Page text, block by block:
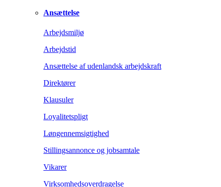
Ansættelse
Arbejdsmiljø
Arbejdstid
Ansættelse af udenlandsk arbejdskraft
Direktører
Klausuler
Loyalitetspligt
Løngennemsigtighed
Stillingsannonce og jobsamtale
Vikarer
Virksomhedsoverdragelse